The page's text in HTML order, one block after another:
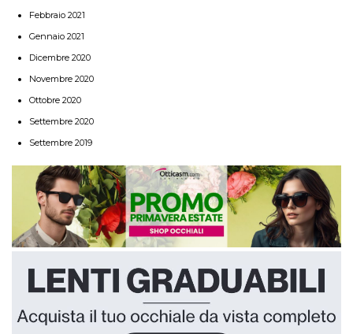
Febbraio 2021
Gennaio 2021
Dicembre 2020
Novembre 2020
Ottobre 2020
Settembre 2020
Settembre 2019